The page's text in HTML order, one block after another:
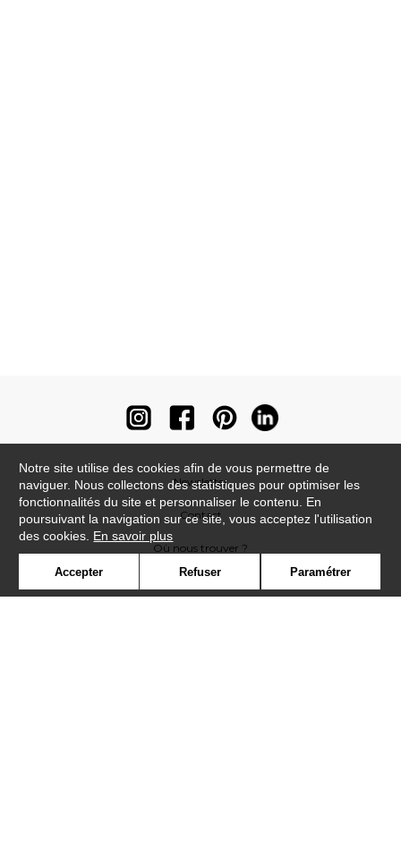
Newsletter
Contact
Où nous trouver ?
Notre site utilise des cookies afin de vous permettre de
naviguer. Nous collectons des statistiques pour optimiser les
fonctionnalités du site et personnaliser le contenu. En
poursuivant la navigation sur ce site, vous acceptez l'utilisation
des cookies. En savoir plus
Accepter Refuser Paramétrer